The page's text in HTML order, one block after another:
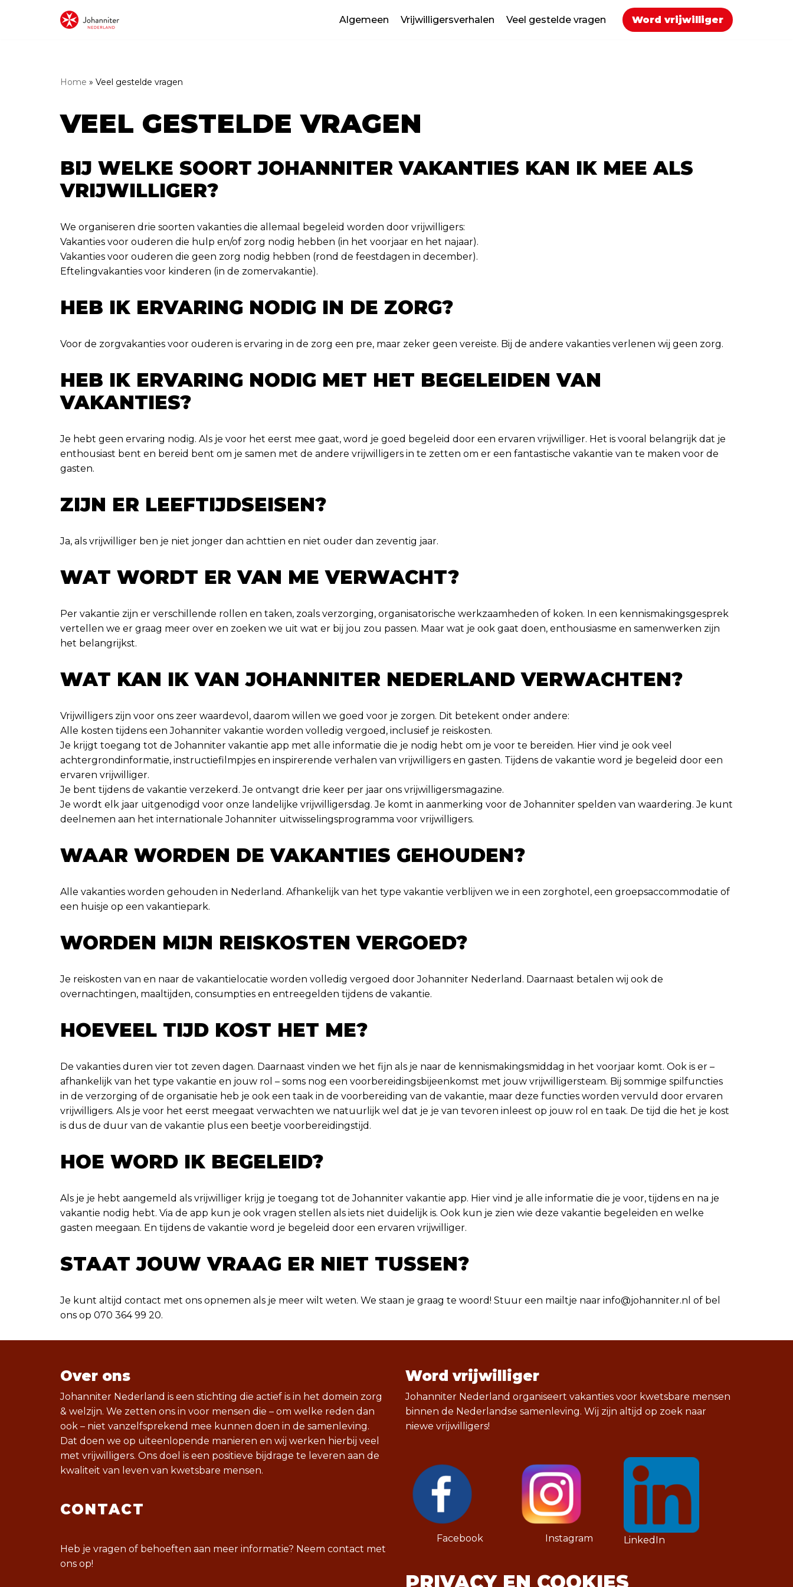
Algemeen Vrijwilligersverhalen Veel gestelde vragen Word vrijwilliger
Home » Veel gestelde vragen
VEEL GESTELDE VRAGEN
BIJ WELKE SOORT JOHANNITER VAKANTIES KAN IK MEE ALS
VRIJWILLIGER?
We organiseren drie soorten vakanties die allemaal begeleid worden door vrijwilligers:
Vakanties voor ouderen die hulp en/of zorg nodig hebben (in het voorjaar en het najaar).
Vakanties voor ouderen die geen zorg nodig hebben (rond de feestdagen in december).
Eftelingvakanties voor kinderen (in de zomervakantie).
HEB IK ERVARING NODIG IN DE ZORG?
Voor de zorgvakanties voor ouderen is ervaring in de zorg een pre, maar zeker geen vereiste. Bij de andere vakanties verlenen wij geen zorg.
HEB IK ERVARING NODIG MET HET BEGELEIDEN VAN
VAKANTIES?
Je hebt geen ervaring nodig. Als je voor het eerst mee gaat, word je goed begeleid door een ervaren vrijwilliger. Het is vooral belangrijk dat je
enthousiast bent en bereid bent om je samen met de andere vrijwilligers in te zetten om er een fantastische vakantie van te maken voor de
gasten.
ZIJN ER LEEFTIJDSEISEN?
Ja, als vrijwilliger ben je niet jonger dan achttien en niet ouder dan zeventig jaar.
WAT WORDT ER VAN ME VERWACHT?
Per vakantie zijn er verschillende rollen en taken, zoals verzorging, organisatorische werkzaamheden of koken. In een kennismakingsgesprek
vertellen we er graag meer over en zoeken we uit wat er bij jou zou passen. Maar wat je ook gaat doen, enthousiasme en samenwerken zijn
het belangrijkst.
WAT KAN IK VAN JOHANNITER NEDERLAND VERWACHTEN?
Vrijwilligers zijn voor ons zeer waardevol, daarom willen we goed voor je zorgen. Dit betekent onder andere:
Alle kosten tijdens een Johanniter vakantie worden volledig vergoed, inclusief je reiskosten.
Je krijgt toegang tot de Johanniter vakantie app met alle informatie die je nodig hebt om je voor te bereiden. Hier vind je ook veel
achtergrondinformatie, instructiefilmpjes en inspirerende verhalen van vrijwilligers en gasten. Tijdens de vakantie word je begeleid door een
ervaren vrijwilliger.
Je bent tijdens de vakantie verzekerd. Je ontvangt drie keer per jaar ons vrijwilligersmagazine.
Je wordt elk jaar uitgenodigd voor onze landelijke vrijwilligersdag. Je komt in aanmerking voor de Johanniter spelden van waardering. Je kunt
deelnemen aan het internationale Johanniter uitwisselingsprogramma voor vrijwilligers.
WAAR WORDEN DE VAKANTIES GEHOUDEN?
Alle vakanties worden gehouden in Nederland. Afhankelijk van het type vakantie verblijven we in een zorghotel, een groepsaccommodatie of
een huisje op een vakantiepark.
WORDEN MIJN REISKOSTEN VERGOED?
Je reiskosten van en naar de vakantielocatie worden volledig vergoed door Johanniter Nederland. Daarnaast betalen wij ook de
overnachtingen, maaltijden, consumpties en entreegelden tijdens de vakantie.
HOEVEEL TIJD KOST HET ME?
De vakanties duren vier tot zeven dagen. Daarnaast vinden we het fijn als je naar de kennismakingsmiddag in het voorjaar komt. Ook is er –
afhankelijk van het type vakantie en jouw rol – soms nog een voorbereidingsbijeenkomst met jouw vrijwilligersteam. Bij sommige spilfuncties
in de verzorging of de organisatie heb je ook een taak in de voorbereiding van de vakantie, maar deze functies worden vervuld door ervaren
vrijwilligers. Als je voor het eerst meegaat verwachten we natuurlijk wel dat je je van tevoren inleest op jouw rol en taak. De tijd die het je kost
is dus de duur van de vakantie plus een beetje voorbereidingstijd.
HOE WORD IK BEGELEID?
Als je je hebt aangemeld als vrijwilliger krijg je toegang tot de Johanniter vakantie app. Hier vind je alle informatie die je voor, tijdens en na je
vakantie nodig hebt. Via de app kun je ook vragen stellen als iets niet duidelijk is. Ook kun je zien wie deze vakantie begeleiden en welke
gasten meegaan. En tijdens de vakantie word je begeleid door een ervaren vrijwilliger.
STAAT JOUW VRAAG ER NIET TUSSEN?
Je kunt altijd contact met ons opnemen als je meer wilt weten. We staan je graag te woord! Stuur een mailtje naar info@johanniter.nl of bel
ons op 070 364 99 20.
Over ons
Johanniter Nederland is een stichting die actief is in het domein zorg
& welzijn. We zetten ons in voor mensen die – om welke reden dan
ook – niet vanzelfsprekend mee kunnen doen in de samenleving.
Dat doen we op uiteenlopende manieren en wij werken hierbij veel
met vrijwilligers. Ons doel is een positieve bijdrage te leveren aan de
kwaliteit van leven van kwetsbare mensen.
CONTACT
Heb je vragen of behoeften aan meer informatie? Neem contact met
ons op!
Word vrijwilliger
Johanniter Nederland organiseert vakanties voor kwetsbare mensen
binnen de Nederlandse samenleving. Wij zijn altijd op zoek naar
niewe vrijwilligers!
Facebook Instagram LinkedIn
PRIVACY EN COOKIES